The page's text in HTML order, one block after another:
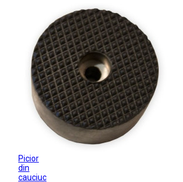
Picior
din
cauciuc